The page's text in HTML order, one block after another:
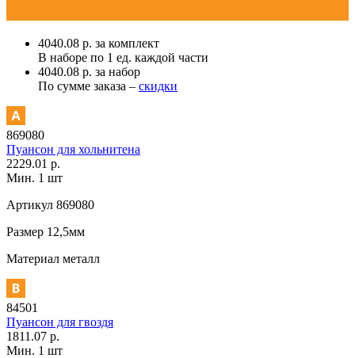
4040.08 р. за комплект
В наборе по 1 ед. каждой части
4040.08 р. за набор
По сумме заказа – скидки
869080
Пуансон для хольнитена
2229.01 р.
Мин. 1 шт
Артикул 869080
Размер 12,5мм
Материал металл
84501
Пуансон для гвоздя
1811.07 р.
Мин. 1 шт